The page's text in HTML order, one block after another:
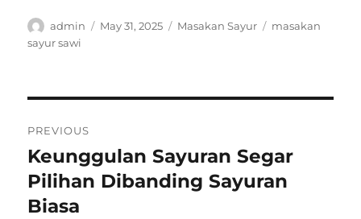
Author
admin
Posted
May 31, 2025 Categories
Masakan Sayur Tags
masakan
sayur sawi
navigation
PREVIOUS
Previous
post:
Keunggulan Sayuran Segar
Pilihan Dibanding Sayuran
Biasa